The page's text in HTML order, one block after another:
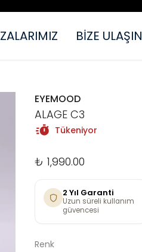
BİZE ULAŞIN
EYEMOOD
ALAGE C3
Tükeniyor
₺ 1,990.00
2 Yıl Garanti
Uzun süreli kullanım
güvencesi
Renk